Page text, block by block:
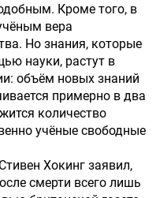
Кроме того, в
вера
Но знания, которые
науки, растут в
объём новых знаний
примерно в два
количество
учёные свободные
Хокинг заявил,
смерти всего лишь